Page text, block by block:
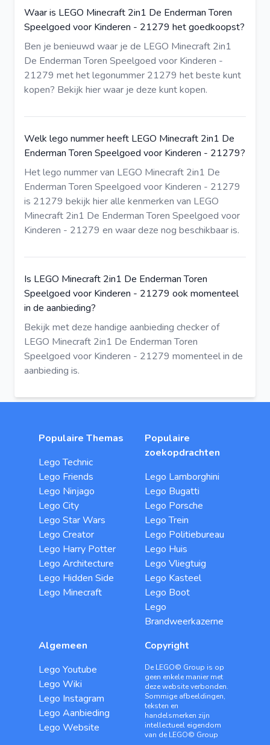
Waar is LEGO Minecraft 2in1 De Enderman Toren
Speelgoed voor Kinderen - 21279 het goedkoopst?
Ben je benieuwd waar je de LEGO Minecraft 2in1
De Enderman Toren Speelgoed voor Kinderen -
21279 met het legonummer 21279 het beste kunt
kopen? Bekijk hierwaar je deze kunt kopen.
Welk lego nummer heeft LEGO Minecraft 2in1 De
Enderman Toren Speelgoed voor Kinderen - 21279?
Het lego nummer van LEGO Minecraft 2in1 De
Enderman Toren Speelgoed voor Kinderen - 21279
is 21279 bekijk hieralle kenmerken van LEGO
Minecraft 2in1 De Enderman Toren Speelgoed voor
Kinderen - 21279 en waar deze nog beschikbaar is.
Is LEGO Minecraft 2in1 De Enderman Toren
Speelgoed voor Kinderen - 21279 ook momenteel
in de aanbieding?
Bekijk met deze handige aanbieding checkerof
LEGO Minecraft 2in1 De Enderman Toren
Speelgoed voor Kinderen - 21279 momenteel in de
aanbieding is.
Populaire Themas
Lego Technic
Lego Friends
Lego Ninjago
Lego City
Lego Star Wars
Lego Creator
Lego Harry Potter
Lego Architecture
Lego Hidden Side
Lego Minecraft
Populaire
zoekopdrachten
Lego Lamborghini
Lego Bugatti
Lego Porsche
Lego Trein
Lego Politiebureau
Lego Huis
Lego Vliegtuig
Lego Kasteel
Lego Boot
Lego
Brandweerkazerne
Algemeen
Lego Youtube
Lego Wiki
Lego Instagram
Lego Aanbieding
Lego Website
Copyright
De LEGO© Group is op
geen enkele manier met
deze website verbonden.
Sommige afbeeldingen,
teksten en
handelsmerken zijn
intellectueel eigendom
van de LEGO© Group